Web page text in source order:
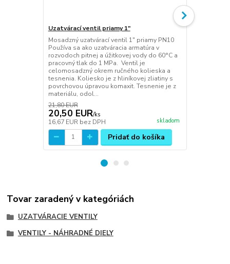
Uzatvárací ventil priamy 1"
Mosadzný uzatvárací ventil 1" priamy PN10
Používa sa ako uzatváracia armatúra v
rozvodoch pitnej a úžitkovej vody do 60°C a
pracovný tlak do 1 MPa. Ventil je
celomosadzný okrem ručného kolieska a
tesnenia. Koliesko je z hliníkovej zliatiny s
povrchovou úpravou komaxit. Tesnenie je z
materiálu, odol...
21,80 EUR
20,50 EUR/ks
16,67 EUR bez DPH skladom
Pridať do košíka
Tovar zaradený v kategóriách
UZATVÁRACIE VENTILY
VENTILY - NÁHRADNÉ DIELY